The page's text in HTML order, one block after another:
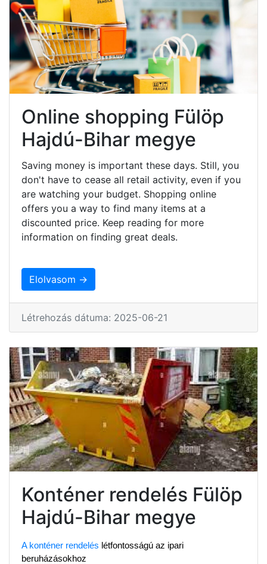
Online shopping Fülöp
Hajdú-Bihar megye
Saving money is important these days. Still, you
don't have to cease all retail activity, even if you
are watching your budget. Shopping online
offers you a way to find many items at a
discounted price. Keep reading for more
information on finding great deals.
Elolvasom →
Létrehozás dátuma: 2025-06-21
Konténer rendelés Fülöp
Hajdú-Bihar megye
A konténer rendelés létfontosságú az ipari
beruházásokhoz